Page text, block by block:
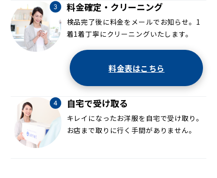
料金確定・クリーニング
検品完了後に料金をメールでお知らせ。1
着1着丁寧にクリーニングいたします。
料金表はこちら
自宅で受け取る
キレイになったお洋服を自宅で受け取り。
お店まで取りに行く手間がありません。